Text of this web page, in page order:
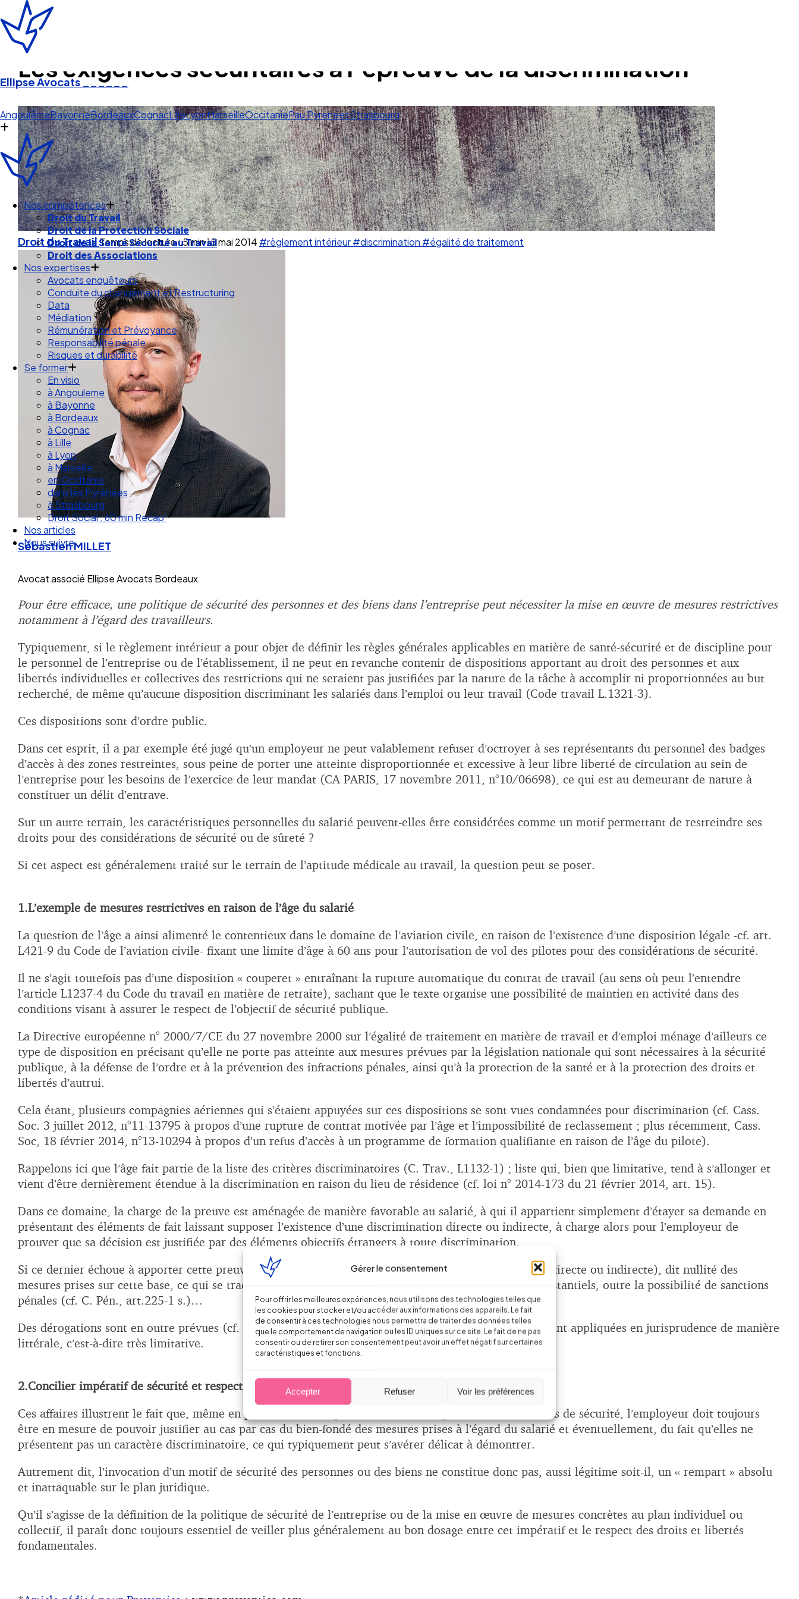
Gérer le consentement
Pour offrir les meilleures expériences, nous utilisons des technologies telles que
les cookies pour stocker et/ou accéder aux informations des appareils. Le fait
de consentir à ces technologies nous permettra de traiter des données telles
que le comportement de navigation ou les ID uniques sur ce site. Le fait de ne pas
consentir ou de retirer son consentement peut avoir un effet négatif sur certaines
caractéristiques et fonctions.
Accepter Refuser Voir les préférences
Ellipse Avocats ______
Lyon
AngoulêmeBayonneBordeauxCognacLilleLyonMarseilleOccitaniePau PyrénéesStrasbourg
Nos compétences
Droit du Travail
Droit de la Protection Sociale
Droit de la Santé Sécurité au Travail
Droit des Associations
Nos expertises
Avocats enquêteurs
Conduite du changement et Restructuring
Data
Médiation
Rémunération et Prévoyance
Responsabilité pénale
Risques et durabilité
Se former
En visio
à Angouleme
à Bayonne
à Bordeaux
à Cognac
à Lille
à Lyon
à Marseille
en Occitanie
dans les Pyrénées
à Strasbourg
Droit Social : 60 min Recap’
Nos articles
Nous suivre
Les exigences sécuritaires à l’épreuve de la discrimination
Droit du TravailTemps de lecture : 5 min15 mai 2014 #règlement intérieur#discrimination #égalité de traitement
Sébastien MILLET
Avocat associé Ellipse Avocats Bordeaux
Pour être efficace, une politique de sécurité des personnes et des biens dans l’entreprise peut nécessiter la mise en œuvre de mesures restrictives
notamment à l’égard des travailleurs.
Typiquement, si le règlement intérieur a pour objet de définir les règles générales applicables en matière de santé-sécurité et de discipline pour
le personnel de l’entreprise ou de l’établissement, il ne peut en revanche contenir de dispositions apportant au droit des personnes et aux
libertés individuelles et collectives des restrictions qui ne seraient pas justifiées par la nature de la tâche à accomplir ni proportionnées au but
recherché, de même qu’aucune disposition discriminant les salariés dans l’emploi ou leur travail (Code travail L.1321-3).
Ces dispositions sont d’ordre public.
Dans cet esprit, il a par exemple été jugé qu’un employeur ne peut valablement refuser d’octroyer à ses représentants du personnel des badges
d’accès à des zones restreintes, sous peine de porter une atteinte disproportionnée et excessive à leur libre liberté de circulation au sein de
l’entreprise pour les besoins de l’exercice de leur mandat (CA PARIS, 17 novembre 2011, n°10/06698), ce qui est au demeurant de nature à
constituer un délit d’entrave.
Sur un autre terrain, les caractéristiques personnelles du salarié peuvent-elles être considérées comme un motif permettant de restreindre ses
droits pour des considérations de sécurité ou de sûreté ?
Si cet aspect est généralement traité sur le terrain de l’aptitude médicale au travail, la question peut se poser.
1.L’exemple de mesures restrictives en raison de l’âge du salarié
La question de l’âge a ainsi alimenté le contentieux dans le domaine de l’aviation civile, en raison de l’existence d’une disposition légale -cf. art.
L421-9 du Code de l’aviation civile- fixant une limite d’âge à 60 ans pour l’autorisation de vol des pilotes pour des considérations de sécurité.
Il ne s’agit toutefois pas d’une disposition « couperet » entraînant la rupture automatique du contrat de travail (au sens où peut l’entendre
l’article L1237-4 du Code du travail en matière de retraite), sachant que le texte organise une possibilité de maintien en activité dans des
conditions visant à assurer le respect de l’objectif de sécurité publique.
La Directive européenne n° 2000/7/CE du 27 novembre 2000 sur l’égalité de traitement en matière de travail et d’emploi ménage d’ailleurs ce
type de disposition en précisant qu’elle ne porte pas atteinte aux mesures prévues par la législation nationale qui sont nécessaires à la sécurité
publique, à la défense de l’ordre et à la prévention des infractions pénales, ainsi qu’à la protection de la santé et à la protection des droits et
libertés d’autrui.
Cela étant, plusieurs compagnies aériennes qui s’étaient appuyées sur ces dispositions se sont vues condamnées pour discrimination (cf. Cass.
Soc. 3 juillet 2012, n°11-13795 à propos d’une rupture de contrat motivée par l’âge et l’impossibilité de reclassement ; plus récemment, Cass.
Soc, 18 février 2014, n°13-10294 à propos d’un refus d’accès à un programme de formation qualifiante en raison de l’âge du pilote).
Rappelons ici que l’âge fait partie de la liste des critères discriminatoires (C. Trav., L1132-1) ; liste qui, bien que limitative, tend à s’allonger et
vient d’être dernièrement étendue à la discrimination en raison du lieu de résidence (cf. loi n° 2014-173 du 21 février 2014, art. 15).
Dans ce domaine, la charge de la preuve est aménagée de manière favorable au salarié, à qui il appartient simplement d’étayer sa demande en
présentant des éléments de fait laissant supposer l’existence d’une discrimination directe ou indirecte, à charge alors pour l’employeur de
prouver que sa décision est justifiée par des éléments objectifs étrangers à toute discrimination.
Si ce dernier échoue à apporter cette preuve négative, la sanction est sévère : qui dit discrimination (directe ou indirecte), dit nullité des
mesures prises sur cette base, ce qui se traduit généralement par l’octroi de dommages et intérêts substantiels, outre la possibilité de sanctions
pénales (cf. C. Pén., art.225-1 s.)…
Des dérogations sont en outre prévues (cf. C. Trav., L1133-1 s.), mais force est de constater qu’elles sont appliquées en jurisprudence de manière
littérale, c’est-à-dire très limitative.
2.Concilier impératif de sécurité et respect des droits et libertés fondamentales en entreprise
Ces affaires illustrent le fait que, même en présence d’un dispositif-cadre motivé par des considérations de sécurité, l’employeur doit toujours
être en mesure de pouvoir justifier au cas par cas du bien-fondé des mesures prises à l’égard du salarié et éventuellement, du fait qu’elles ne
présentent pas un caractère discriminatoire, ce qui typiquement peut s’avérer délicat à démontrer.
Autrement dit, l’invocation d’un motif de sécurité des personnes ou des biens ne constitue donc pas, aussi légitime soit-il, un « rempart » absolu
et inattaquable sur le plan juridique.
Qu’il s’agisse de la définition de la politique de sécurité de l’entreprise ou de la mise en œuvre de mesures concrètes au plan individuel ou
collectif, il paraît donc toujours essentiel de veiller plus généralement au bon dosage entre cet impératif et le respect des droits et libertés
fondamentales.